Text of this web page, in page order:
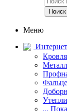
Меню
Кровля
...